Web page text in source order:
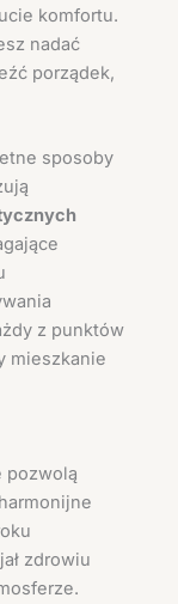
komfortu.
nadać
porządek,
sposoby
z punktów
mieszkanie
pozwolą
zdrowiu